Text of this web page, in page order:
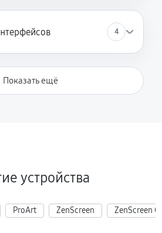
4
Показать ещё
устройства
ProArt ZenScreen ZenScreen